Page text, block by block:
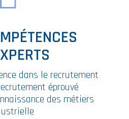
dans le recrutement
éprouvé
des métiers